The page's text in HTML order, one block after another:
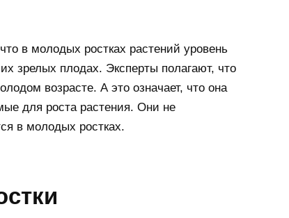
в молодых ростках растений уровень
зрелых плодах. Эксперты полагают, что
возрасте. А это означает, что она
для роста растения. Они не
в молодых ростках.